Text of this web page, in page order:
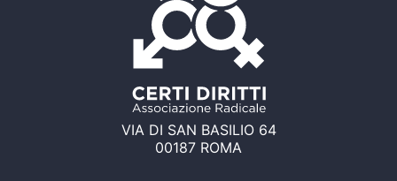
VIA DI SAN BASILIO 64
00187 ROMA